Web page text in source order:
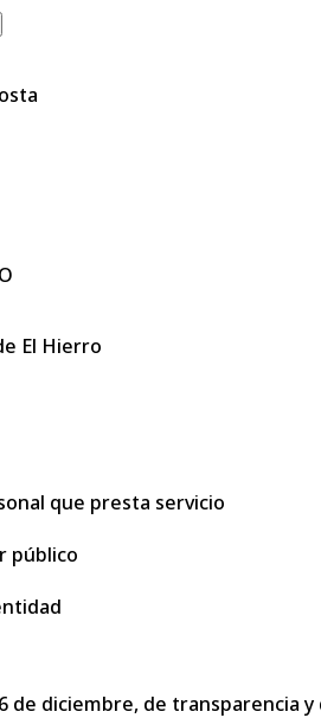
El Hierro
que presta servicio
público
de diciembre, de transparencia